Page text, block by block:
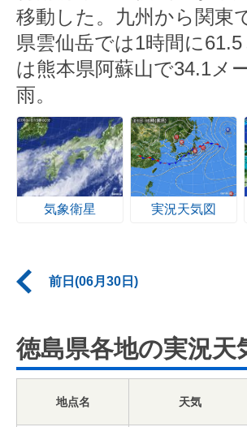
移動した。九州から関東
県雲仙岳では1時間に
は熊本県阿蘇山で34.1メ
雨。
気象衛星 実況天気図
前日(06月30日)
徳島県各地の実況天
地点名 天気